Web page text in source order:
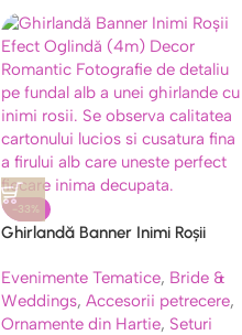
-33%
Ghirlandă Banner Inimi Roșii
Evenimente Tematice, Bride &
Weddings, Accesorii petrecere,
Ornamente din Hartie, Seturi